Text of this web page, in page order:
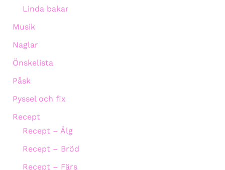
Linda bakar
Musik
Naglar
Önskelista
Påsk
Pyssel och fix
Recept
Recept – Älg
Recept – Bröd
Recept – Färs